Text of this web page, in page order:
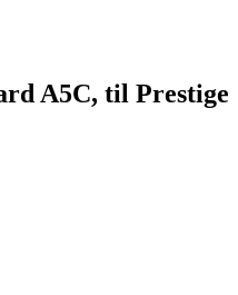
A5C, til Prestige